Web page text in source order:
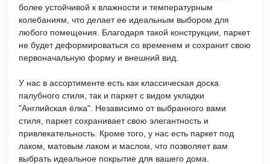
более устойчивой к влажности и температурным
колебаниям, что делает ее идеальным выбором для
любого помещения. Благодаря такой конструкции, паркет
не будет деформироваться со временем и сохранит свою
первоначальную форму и внешний вид.
У нас в ассортименте есть как классическая доска
палубного стиля, так и паркет с видом укладки
"Английская ёлка". Независимо от выбранного вами
стиля, паркет сохранивает свою элегантность и
привлекательность. Кроме того, у нас есть паркет под
лаком, матовым лаком и маслом, что позволяет вам
выбрать идеальное покрытие для вашего дома.